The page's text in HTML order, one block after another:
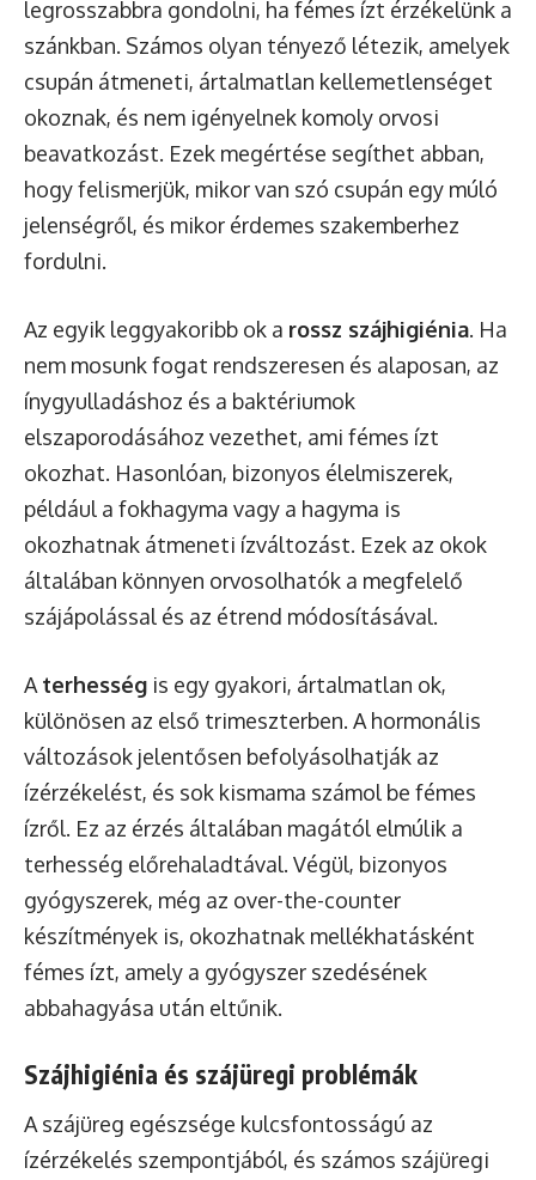
legrosszabbra gondolni, ha fémes ízt érzékelünk a
szánkban. Számos olyan tényező létezik, amelyek
csupán átmeneti, ártalmatlan kellemetlenséget
okoznak, és nem igényelnek komoly orvosi
beavatkozást. Ezek megértése segíthet abban,
hogy felismerjük, mikor van szó csupán egy múló
jelenségről, és mikor érdemes szakemberhez
fordulni.
Az egyik leggyakoribb ok a rossz szájhigiénia. Ha
nem mosunk fogat rendszeresen és alaposan, az
ínygyulladáshoz és a baktériumok
elszaporodásához vezethet, ami fémes ízt
okozhat. Hasonlóan, bizonyos élelmiszerek,
például a fokhagyma vagy a hagyma is
okozhatnak átmeneti ízváltozást. Ezek az okok
általában könnyen orvosolhatók a megfelelő
szájápolással és az étrend módosításával.
A terhesség is egy gyakori, ártalmatlan ok,
különösen az első trimeszterben. A hormonális
változások jelentősen befolyásolhatják az
ízérzékelést, és sok kismama számol be fémes
ízről. Ez az érzés általában magától elmúlik a
terhesség előrehaladtával. Végül, bizonyos
gyógyszerek, még az over-the-counter
készítmények is, okozhatnak mellékhatásként
fémes ízt, amely a gyógyszer szedésének
abbahagyása után eltűnik.
Szájhigiénia és szájüregi problémák
A szájüreg egészsége kulcsfontosságú az
ízérzékelés szempontjából, és számos szájüregi